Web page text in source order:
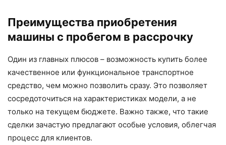
Преимущества приобретения
машины с пробегом в рассрочку
Один из главных плюсов – возможность купить более
качественное или функциональное транспортное
средство, чем можно позволить сразу. Это позволяет
сосредоточиться на характеристиках модели, а не
только на текущем бюджете. Важно также, что такие
сделки зачастую предлагают особые условия, облегчая
процесс для клиентов.